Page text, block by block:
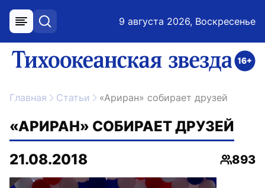
меню поиск 9 августа 2026, Воскресенье
ссылка на главную
Главная Статьи «Ариран» собирает друзей
«АРИРАН» СОБИРАЕТ ДРУЗЕЙ
21.08.2018
893